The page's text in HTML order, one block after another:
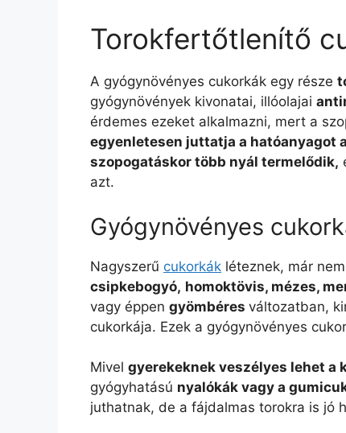
Torokfertőtlenítő
A gyógynövényes cukorkák egy része
gyógynövények kivonatai, illóolajai
érdemes ezeket alkalmazni, mert a
egyenletesen juttatja a hatóanyagot
szopogatáskor több nyál termelődik,
azt.
Gyógynövényes
Nagyszerű cukorkák léteznek, már
csipkebogyó, homoktövis, mézes,
vagy éppen gyömbéres változatban,
cukorkája. Ezek a gyógynövényes
Mivel gyerekeknek veszélyes lehet a
gyógyhatású nyalókák vagy a
juthatnak, de a fájdalmas torokra is jó